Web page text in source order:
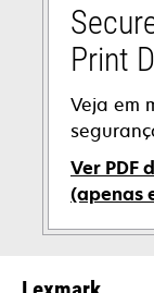
Print
Veja em
Ver PDF
(apenas
opens